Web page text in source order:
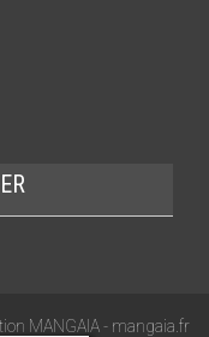
MANGAIA - mangaia.fr